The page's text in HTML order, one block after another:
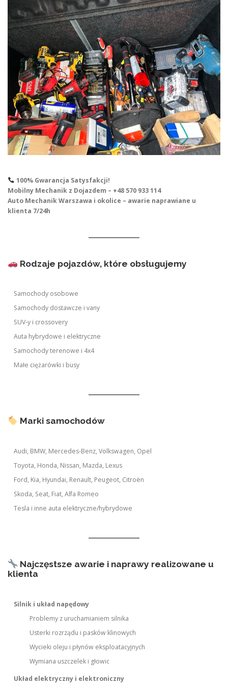
100% Gwarancja Satysfakcji!
Mobilny Mechanik z Dojazdem – +48 570 933 114
Auto Mechanik Warszawa i okolice – awarie naprawiane u
klienta 7/24h
Rodzaje pojazdów, które obsługujemy
Samochody osobowe
Samochody dostawcze i vany
SUV-y i crossovery
Auta hybrydowe i elektryczne
Samochody terenowe i 4x4
Małe ciężarówki i busy
Marki samochodów
Audi, BMW, Mercedes-Benz, Volkswagen, Opel
Toyota, Honda, Nissan, Mazda, Lexus
Ford, Kia, Hyundai, Renault, Peugeot, Citroën
Skoda, Seat, Fiat, Alfa Romeo
Tesla i inne auta elektryczne/hybrydowe
Najczęstsze awarie i naprawy realizowane u
klienta
Silnik i układ napędowy
Problemy z uruchamianiem silnika
Usterki rozrządu i pasków klinowych
Wycieki oleju i płynów eksploatacyjnych
Wymiana uszczelek i głowic
Układ elektryczny i elektroniczny